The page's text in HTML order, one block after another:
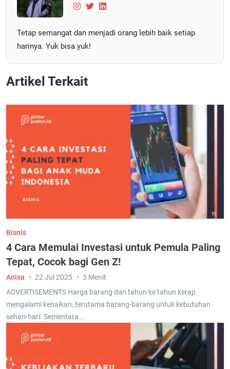
Tetap semangat dan menjadi orang lebih baik setiap
harinya. Yuk bisa yuk!
Artikel Terkait
Bisnis
4 Cara Memulai Investasi untuk Pemula Paling
Tepat, Cocok bagi Gen Z!
ADVERTISEMENTS Harga barang dari tahun ke tahun kerap
mengalami kenaikan, terutama barang-barang untuk kebutuhan
sehari-hari. Sementara …
Anisa 22 Jul 2025 3 Menit